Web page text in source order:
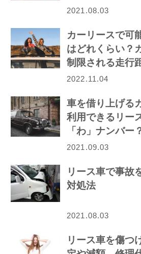
2021.08.03
カーリースで可
はどれくらい？
制限される走行
較！
2022.11.04
車を借り上げる
利用できるリー
「わ」ナンバー
2021.09.03
リース車で事故
対処法
2021.08.03
リース車を傷つ